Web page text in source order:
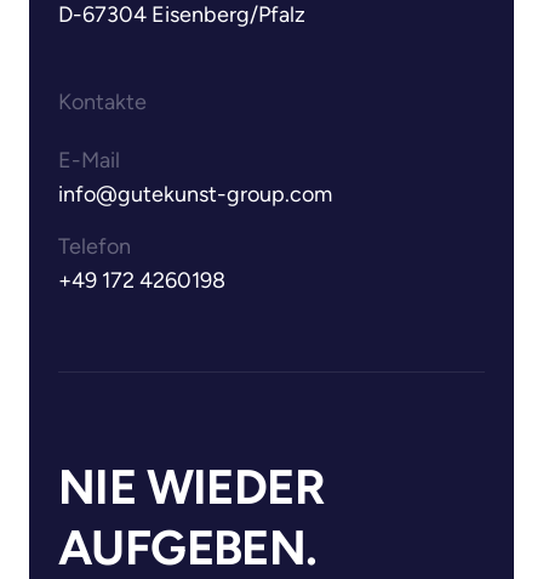
D-67304 Eisenberg/Pfalz
Kontakte
E-Mail
info@gutekunst-group.com
Telefon
+49 172 4260198
NIE WIEDER
AUFGEBEN.